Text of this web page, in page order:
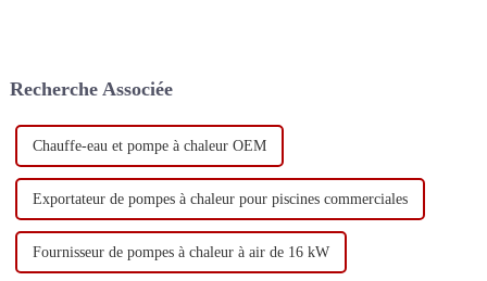
Recherche Associée
Chauffe-eau et pompe à chaleur OEM
Exportateur de pompes à chaleur pour piscines commerciales
Fournisseur de pompes à chaleur à air de 16 kW